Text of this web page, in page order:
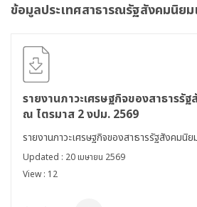
ข้อมูลประเทศสาธารณรัฐสังคมนิยม
รายงานภาวะเศรษฐกิจของสาธารรั
ณ ไตรมาส 2 งปม. 2569
รายงานภาวะเศรษฐกิจของสาธารรัฐสังคมนิ
งปม. 2569
Updated : 20 เมษายน 2569
View : 12